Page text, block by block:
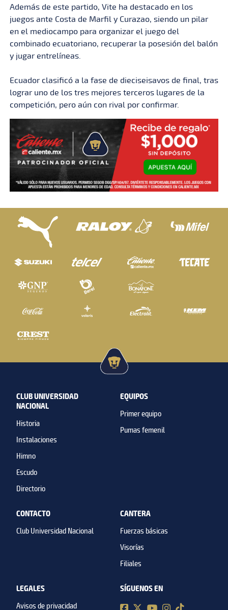
Además de este partido, Vite ha destacado en los
juegos ante Costa de Marfil y Curazao, siendo un pilar
en el mediocampo para organizar el juego del
combinado ecuatoriano, recuperar la posesión del balón
y jugar entrelíneas.
Ecuador clasificó a la fase de dieciseisavos de final, tras
lograr uno de los tres mejores terceros lugares de la
competición, pero aún con rival por confirmar.
CLUB UNIVERSIDAD
NACIONAL
Historia
Instalaciones
Himno
Escudo
Directorio
EQUIPOS
Primer equipo
Pumas femenil
CONTACTO
Club Universidad Nacional
CANTERA
Fuerzas básicas
Visorías
Filiales
LEGALES
Avisos de privacidad
SÍGUENOS EN